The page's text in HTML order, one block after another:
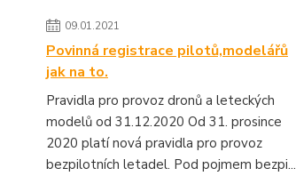
09.01.2021
Povinná registrace pilotů,modelářů
jak na to.
Pravidla pro provoz dronů a leteckých
modelů od 31.12.2020 Od 31. prosince
2020 platí nová pravidla pro provoz
bezpilotních letadel. Pod pojmem bezpi...